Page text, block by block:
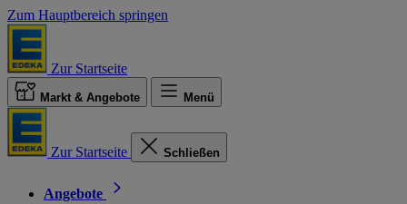
Zum Hauptbereich springen
Zur Startseite
Markt & Angebote Menü
Zur Startseite Schließen
Angebote